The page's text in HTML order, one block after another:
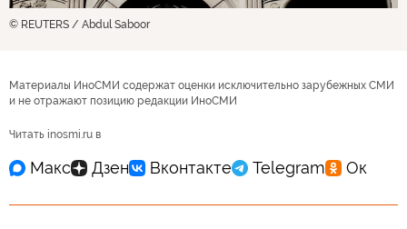
© REUTERS / Abdul Saboor
Материалы ИноСМИ содержат оценки исключительно зарубежных СМИ
и не отражают позицию редакции ИноСМИ
Читать inosmi.ru в